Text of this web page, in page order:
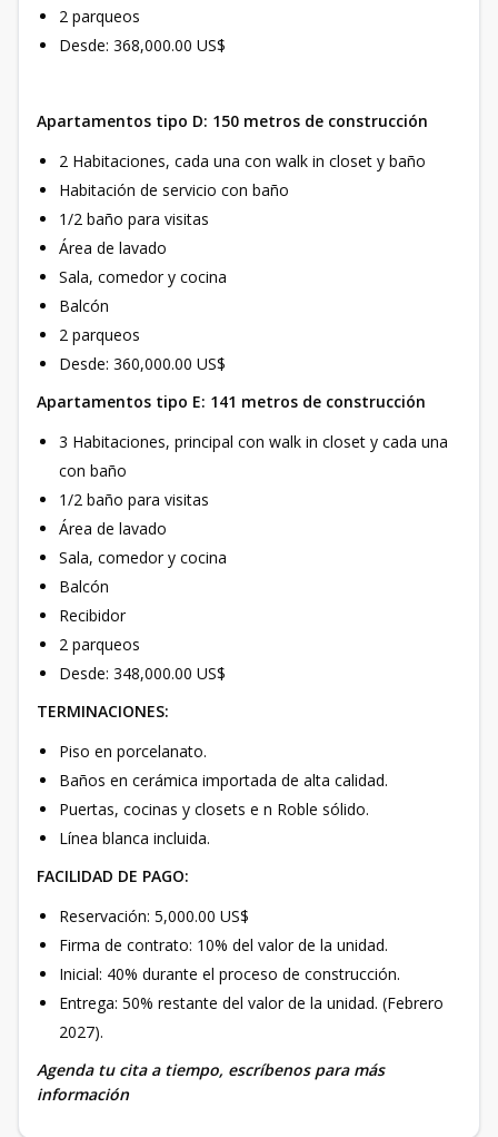
2 parqueos
Desde: 368,000.00 US$
Apartamentos tipo D: 150 metros de construcción
2 Habitaciones, cada una con walk in closet y baño
Habitación de servicio con baño
1/2 baño para visitas
Área de lavado
Sala, comedor y cocina
Balcón
2 parqueos
Desde: 360,000.00 US$
Apartamentos tipo E: 141 metros de construcción
3 Habitaciones, principal con walk in closet y cada una
con baño
1/2 baño para visitas
Área de lavado
Sala, comedor y cocina
Balcón
Recibidor
2 parqueos
Desde: 348,000.00 US$
TERMINACIONES:
Piso en porcelanato.
Baños en cerámica importada de alta calidad.
Puertas, cocinas y closets e n Roble sólido.
Línea blanca incluida.
FACILIDAD DE PAGO:
Reservación: 5,000.00 US$
Firma de contrato: 10% del valor de la unidad.
Inicial: 40% durante el proceso de construcción.
Entrega: 50% restante del valor de la unidad. (Febrero
2027).
Agenda tu cita a tiempo, escríbenos para más
información